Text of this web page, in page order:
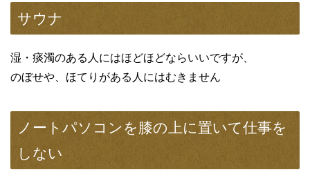
サウナ
湿・痰濁のある人にはほどほどならいいですが、
のぼせや、ほてりがある人にはむきません
ノートパソコンを膝の上に置いて仕事を
しない